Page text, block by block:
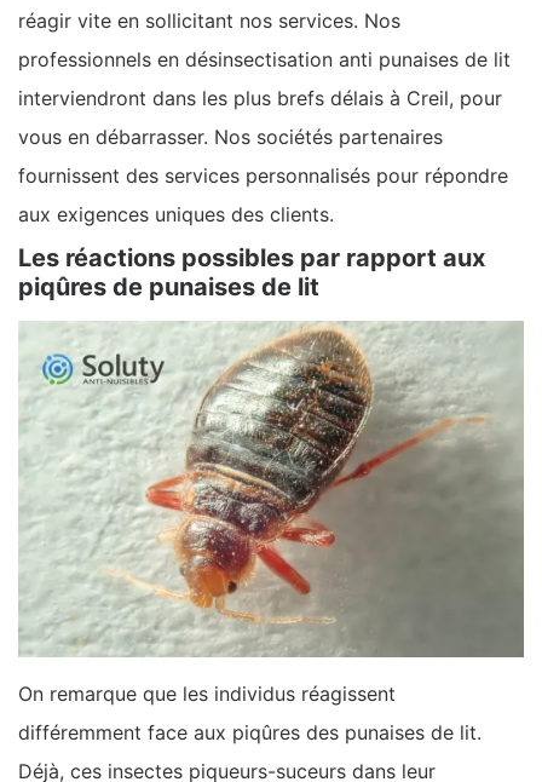
réagir vite en sollicitant nos services. Nos
professionnels en désinsectisation anti punaises de lit
interviendront dans les plus brefs délais à Creil, pour
vous en débarrasser. Nos sociétés partenaires
fournissent des services personnalisés pour répondre
aux exigences uniques des clients.
Les réactions possibles par rapport aux
piqûres de punaises de lit
On remarque que les individus réagissent
différemment face aux piqûres des punaises de lit.
Déjà, ces insectes piqueurs-suceurs dans leur